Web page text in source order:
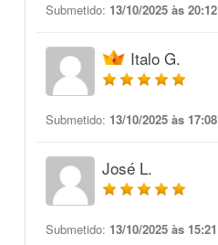
Submetido: 13/10/2025 às 20:12
Italo G.
Submetido: 13/10/2025 às 17:08
José L.
Submetido: 13/10/2025 às 15:21